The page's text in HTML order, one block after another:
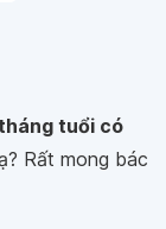
tuổi có
Rất mong bác